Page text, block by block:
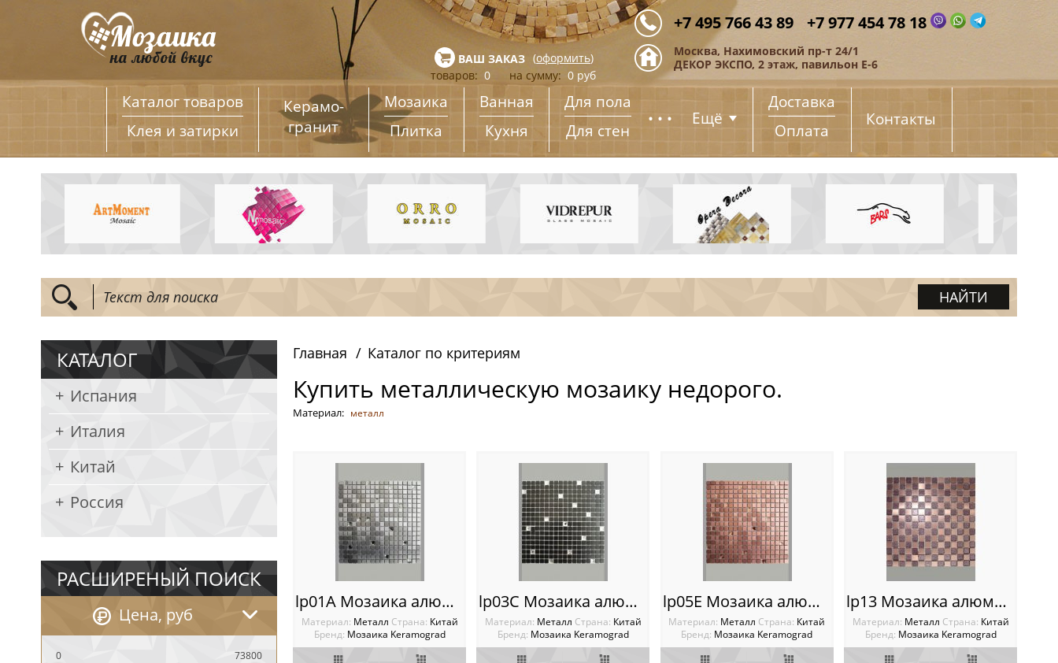
+7 495 766 43 89 +7 977 454 78 18
Москва, Нахимовский пр-т 24/1
ДЕКОР ЭКСПО, 2 этаж, павильон Е-6
ВАШ ЗАКАЗ (оформить)
товаров: 0 на сумму: 0 руб
Каталог товаров
Клея и затирки
Керамо­
гранит
Мозаика
Плитка
Ванная
Кухня
Для пола
Для стен
... Ещё
Доставка
Оплата
Контакты
КАТАЛОГ
Испания
Италия
Китай
Россия
РАСШИРЕНЫЙ ПОИСК
Цена, руб
0 73800
Главная Каталог по критериям
Купить металлическую мозаику недорого.
Материал: металл
lp01A Мозаика алюминиевая
Материал: Металл Cтрана: Китай
Бренд: Мозаика Keramograd
lp03C Мозаика алюминиевая
Материал: Металл Cтрана: Китай
Бренд: Мозаика Keramograd
lp05E Мозаика алюминиевая на сетке lp05E
Материал: Металл Cтрана: Китай
Бренд: Мозаика Keramograd
lp13 Мозаика алюминиевая
Материал: Металл Cтрана: Китай
Бренд: Мозаика Keramograd